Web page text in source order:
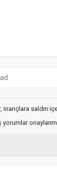
saldırı
yorumlar